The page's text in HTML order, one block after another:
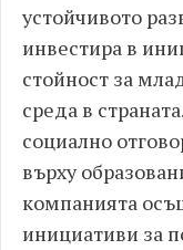
устойчивото
инвестира в
стойност за
среда в
социално
върху
компанията
инициативи за